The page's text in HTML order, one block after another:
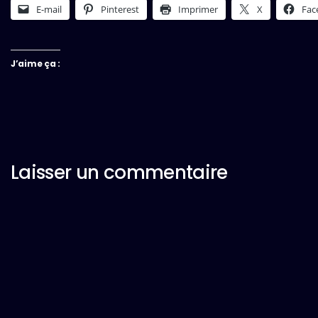
E-mail Pinterest Imprimer X
J’aime ça :
Laisser un commentaire